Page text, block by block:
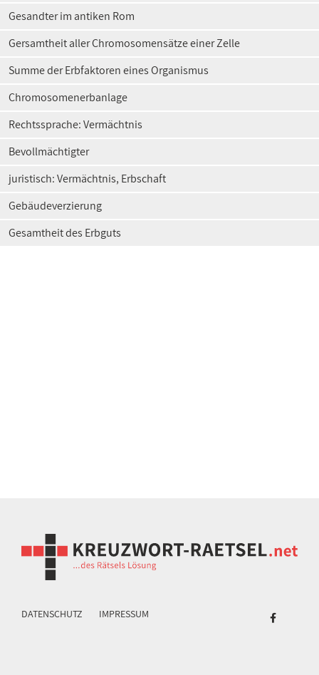
Gesandter im antiken Rom
Gersamtheit aller Chromosomensätze einer Zelle
Summe der Erbfaktoren eines Organismus
Chromosomenerbanlage
Rechtssprache: Vermächtnis
Bevollmächtigter
juristisch: Vermächtnis, Erbschaft
Gebäudeverzierung
Gesamtheit des Erbguts
DATENSCHUTZ IMPRESSUM